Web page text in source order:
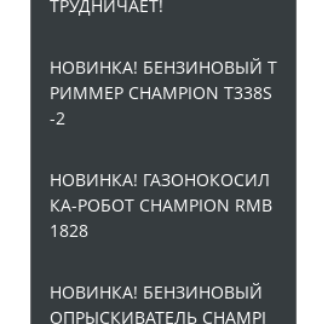
ТРУДНИЧАЕТ!
НОВИНКА! БЕНЗИНОВЫЙ Т
РИММЕР CHAMPION T338S
-2
НОВИНКА! ГАЗОНОКОСИЛ
КА-РОБОТ CHAMPION RMB
1828
НОВИНКА! БЕНЗИНОВЫЙ
ОПРЫСКИВАТЕЛЬ CHAMPI